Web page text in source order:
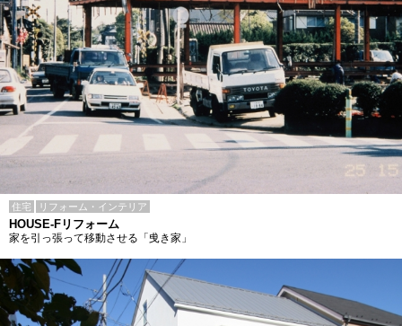
住宅 リフォーム・インテリア
HOUSE-Fリフォーム
家を引っ張って移動させる「曵き家」